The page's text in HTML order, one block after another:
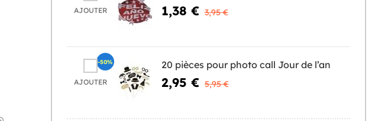
AJOUTER 1,38 € 3,95 €
AJOUTER
20 pièces pour photo call Jour de l’an
2,95 € 5,95 €
-50%